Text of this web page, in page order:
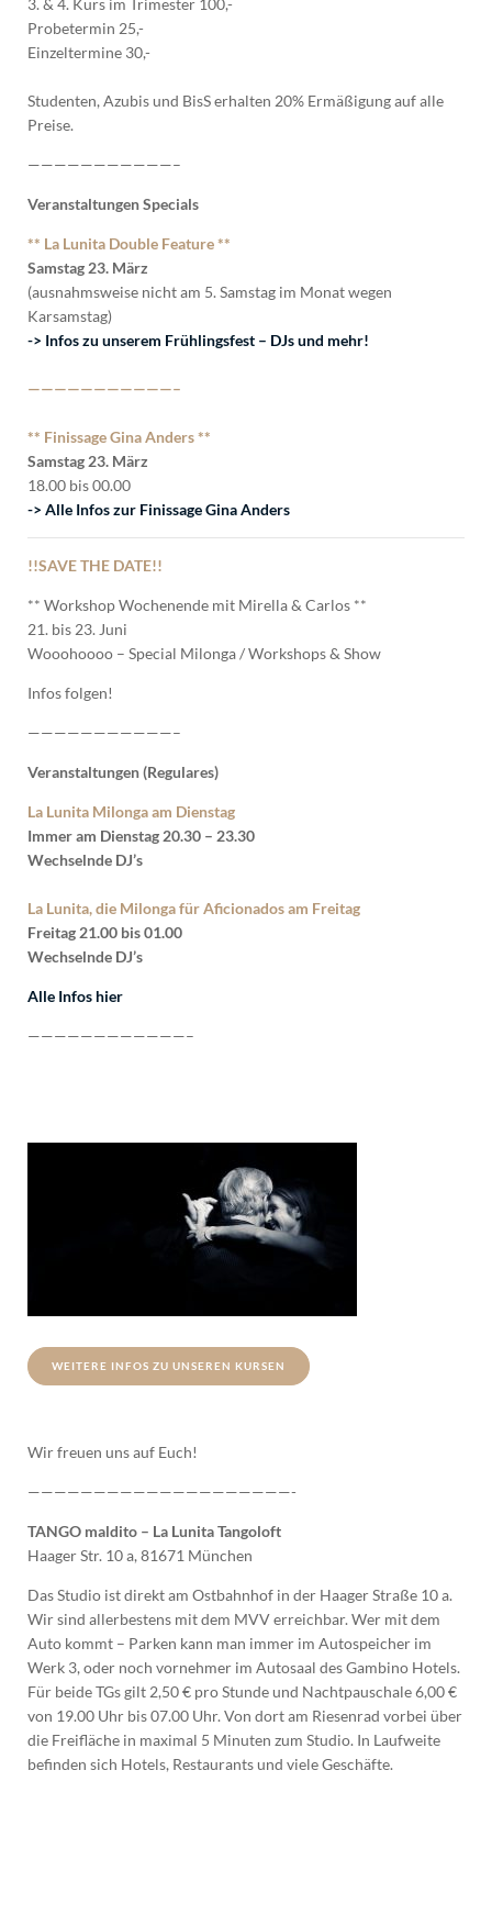
3. & 4. Kurs im Trimester 100,-
Probetermin 25,-
Einzeltermine 30,-
Studenten, Azubis und BisS erhalten 20% Ermäßigung auf alle
Preise.
———————————–
Veranstaltungen Specials
** La Lunita Double Feature **
Samstag 23. März
(ausnahmsweise nicht am 5. Samstag im Monat wegen
Karsamstag)
-> Infos zu unserem Frühlingsfest – DJs und mehr!
———————————–
** Finissage Gina Anders **
Samstag 23. März
18.00 bis 00.00
-> Alle Infos zur Finissage Gina Anders
!!SAVE THE DATE!!
** Workshop Wochenende mit Mirella & Carlos **
21. bis 23. Juni
Wooohoooo – Special Milonga / Workshops & Show
Infos folgen!
———————————–
Veranstaltungen (Regulares)
La Lunita Milonga am Dienstag
Immer am Dienstag 20.30 – 23.30
Wechselnde DJ’s
La Lunita, die Milonga für Aficionados am Freitag
Freitag 21.00 bis 01.00
Wechselnde DJ’s
Alle Infos hier
————————————–
WEITERE INFOS ZU UNSEREN KURSEN
Wir freuen uns auf Euch!
————————————————————-
TANGO maldito – La Lunita Tangoloft
Haager Str. 10 a, 81671 München
Das Studio ist direkt am Ostbahnhof in der Haager Straße 10 a.
Wir sind allerbestens mit dem MVV erreichbar. Wer mit dem
Auto kommt – Parken kann man immer im Autospeicher im
Werk 3, oder noch vornehmer im Autosaal des Gambino Hotels.
Für beide TGs gilt 2,50 € pro Stunde und Nachtpauschale 6,00 €
von 19.00 Uhr bis 07.00 Uhr. Von dort am Riesenrad vorbei über
die Freifläche in maximal 5 Minuten zum Studio. In Laufweite
befinden sich Hotels, Restaurants und viele Geschäfte.